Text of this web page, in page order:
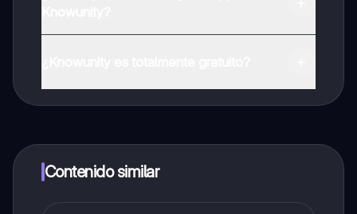
a determinadas funciones.
Contenido similar